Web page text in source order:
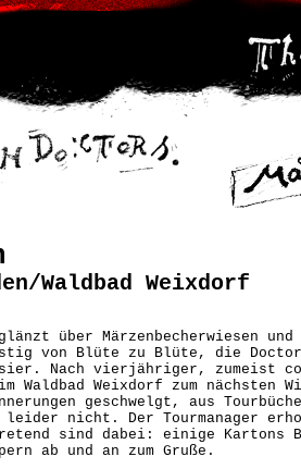
Waldbad Weixdorf
über Märzenbecherwiesen
von Blüte zu Blüte, die
Nach vierjähriger, zumeist
Waldbad Weixdorf zum nächsten
geschwelgt, aus
leider nicht. Der Tourmanager
sind dabei: einige Kartons
ab und an zum Gruße.